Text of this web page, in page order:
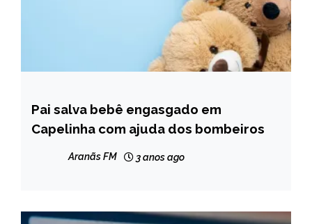
CAPELINHA
NOTÍCIAS
Pai salva bebê engasgado em
Capelinha com ajuda dos bombeiros
Aranãs FM 3 anos ago